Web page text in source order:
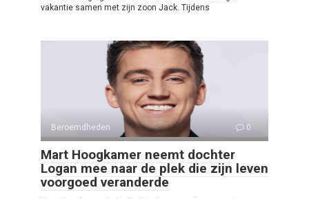
vakantie samen met zijn zoon Jack. Tijdens
Beroemdheden 0
Mart Hoogkamer neemt dochter
Logan mee naar de plek die zijn leven
voorgoed veranderde